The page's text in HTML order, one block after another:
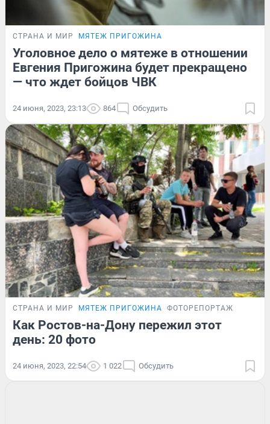
СТРАНА И МИР МЯТЕЖ ПРИГОЖИНА
Уголовное дело о мятеже в отношении
Евгения Пригожина будет прекращено
— что ждет бойцов ЧВК
24 июня, 2023, 23:13 864 Обсудить
СТРАНА И МИР МЯТЕЖ ПРИГОЖИНА ФОТОРЕПОРТАЖ
Как Ростов-на-Дону пережил этот
день: 20 фото
24 июня, 2023, 22:54 1 022 Обсудить